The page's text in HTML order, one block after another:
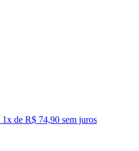
1x de R$ 74,90 sem juros